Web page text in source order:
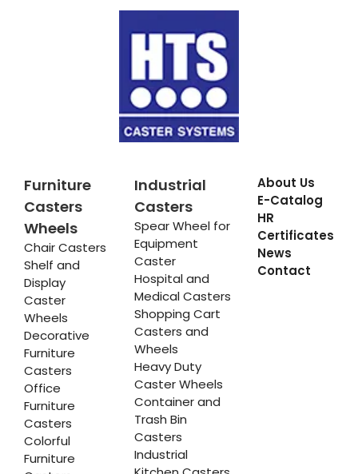
Furniture
Casters
Wheels
Chair Casters
Shelf and
Display
Caster
Wheels
Decorative
Furniture
Casters
Office
Furniture
Casters
Colorful
Furniture
Industrial
Casters
Spear Wheel for
Equipment
Caster
Hospital and
Medical Casters
Shopping Cart
Casters and
Wheels
Heavy Duty
Caster Wheels
Container and
Trash Bin
Casters
Industrial
About Us
E-Catalog
HR
Certificates
News
Contact